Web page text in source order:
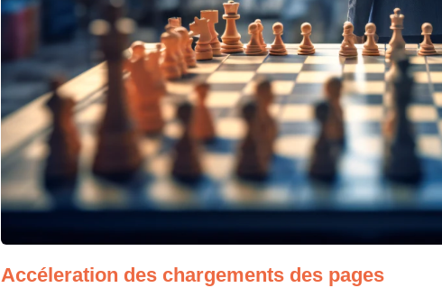
Accéleration des chargements des pages